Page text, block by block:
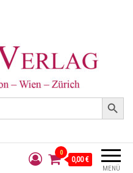
Search Button
MENÜ
0
0,00 €